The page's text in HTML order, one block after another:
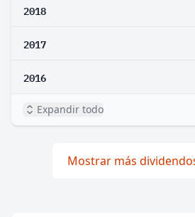
2018
2017
2016
Expandir todo
Mostrar más